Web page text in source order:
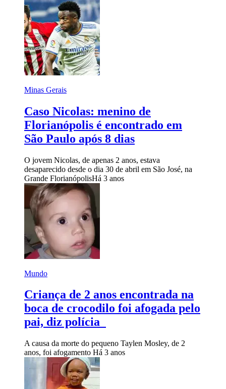
Minas Gerais
Caso Nicolas: menino de
Florianópolis é encontrado em
São Paulo após 8 dias
O jovem Nicolas, de apenas 2 anos, estava
desaparecido desde o dia 30 de abril em São José, na
Grande FlorianópolisHá 3 anos
Mundo
Criança de 2 anos encontrada na
boca de crocodilo foi afogada pelo
pai, diz polícia
A causa da morte do pequeno Taylen Mosley, de 2
anos, foi afogamento Há 3 anos